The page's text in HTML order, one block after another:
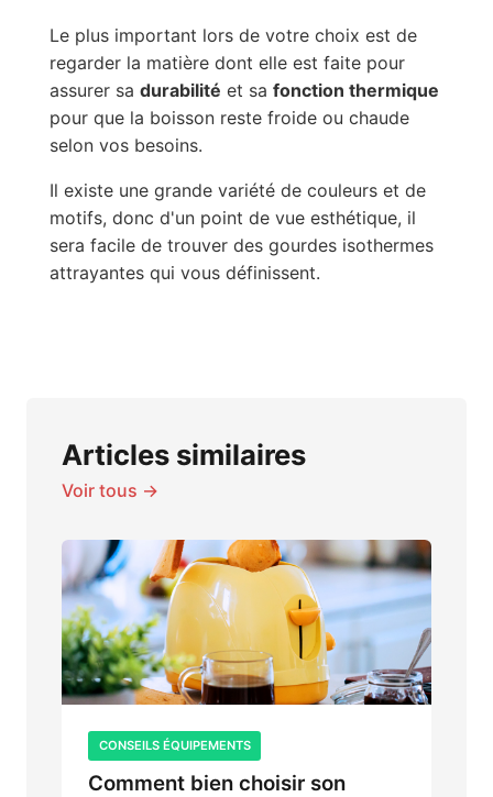
Le plus important lors de votre choix est de
regarder la matière dont elle est faite pour
assurer sa durabilité et sa fonction thermique
pour que la boisson reste froide ou chaude
selon vos besoins.
Il existe une grande variété de couleurs et de
motifs, donc d'un point de vue esthétique, il
sera facile de trouver des gourdes isothermes
attrayantes qui vous définissent.
Articles similaires
Voir tous →
CONSEILS ÉQUIPEMENTS
Comment bien choisir son